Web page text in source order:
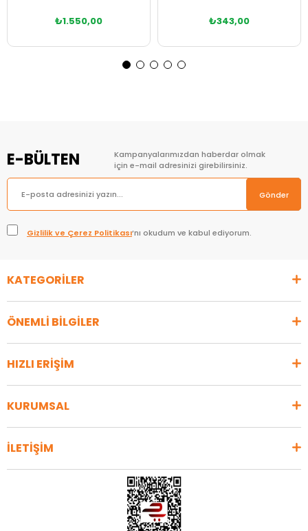
₺1.550,00 ₺343,00
E-BÜLTEN
Kampanyalarımızdan haberdar olmak
için e-mail adresinizi girebilirsiniz.
Gönder
Gizlilik ve Çerez Politikası’nı okudum ve kabul ediyorum.
KATEGORİLER
ÖNEMLİ BİLGİLER
HIZLI ERİŞİM
KURUMSAL
İLETİŞİM